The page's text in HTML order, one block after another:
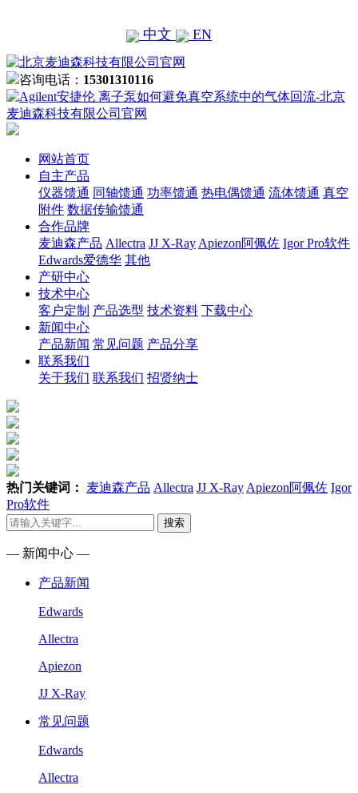
中文 EN
咨询电话： 15301310116
网站首页
自主产品
仪器馈通 同轴馈通 功率馈通 热电偶馈通 流体馈通 真空
附件 数据传输馈通
合作品牌
麦迪森产品 Allectra JJ X-Ray Apiezon阿佩佐 Igor Pro软件
Edwards爱德华 其他
产研中心
技术中心
客户定制 产品选型 技术资料 下载中心
新闻中心
产品新闻 常见问题 产品分享
联系我们
关于我们 联系我们 招贤纳士
热门关键词： 麦迪森产品 Allectra JJ X-Ray Apiezon阿佩佐 Igor
Pro软件
搜索
— 新闻中心 —
产品新闻
Edwards
Allectra
Apiezon
JJ X-Ray
常见问题
Edwards
Allectra